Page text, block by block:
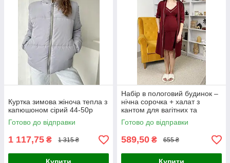
Куртка зимова жіноча тепла з
капюшоном сірий 44-50p
Готово до відправки
1 117,75 ₴ 1 315 ₴
Набір в пологовий будинок –
нічна сорочка + халат з
кантом для вагітних та
годуючих бордовий 44-54р.
Готово до відправки
589,50 ₴ 655 ₴